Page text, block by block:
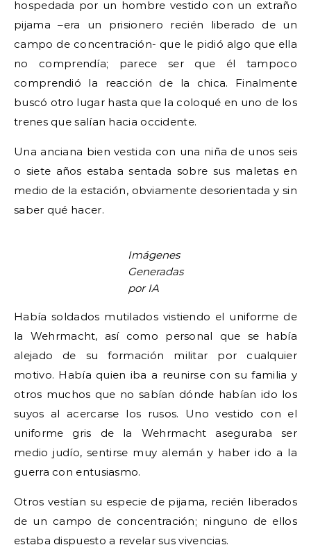
hospedada por un hombre vestido con un extraño
pijama –era un prisionero recién liberado de un
campo de concentración- que le pidió algo que ella
no comprendía; parece ser que él tampoco
comprendió la reacción de la chica. Finalmente
buscó otro lugar hasta que la coloqué en uno de los
trenes que salían hacia occidente.
Una anciana bien vestida con una niña de unos seis
o siete años estaba sentada sobre sus maletas en
medio de la estación, obviamente desorientada y sin
saber qué hacer.
Imágenes
Generadas
por IA
Había soldados mutilados vistiendo el uniforme de
la Wehrmacht, así como personal que se había
alejado de su formación militar por cualquier
motivo. Había quien iba a reunirse con su familia y
otros muchos que no sabían dónde habían ido los
suyos al acercarse los rusos. Uno vestido con el
uniforme gris de la Wehrmacht aseguraba ser
medio judío, sentirse muy alemán y haber ido a la
guerra con entusiasmo.
Otros vestían su especie de pijama, recién liberados
de un campo de concentración; ninguno de ellos
estaba dispuesto a revelar sus vivencias.